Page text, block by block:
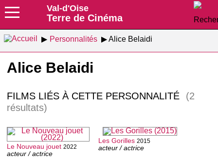
Val-d'Oise
Terre de Cinéma
Personnalités Alice Belaidi
Alice Belaidi
FILMS LIÉS À CETTE PERSONNALITÉ
(2
résultats)
Le Nouveau jouet 2022
acteur / actrice
Les Gorilles 2015
acteur / actrice